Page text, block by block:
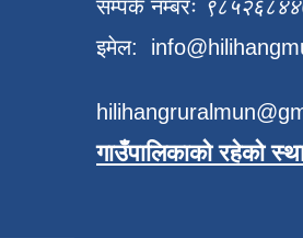
सम्पर्क नम्बरः
इमेल:
गाउँपालिकाको रहेको